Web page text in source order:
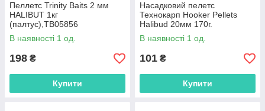
Пеллетс Trinity Baits 2 мм
HALIBUT 1кг
(палтус),ТВ05856
В наявності 1 од.
198 ₴
Купити
Насадковий пелетс
Технокарп Hooker Pellets
Halibud 20мм 170г.
(Палтус),79654
В наявності 1 од.
101 ₴
Купити